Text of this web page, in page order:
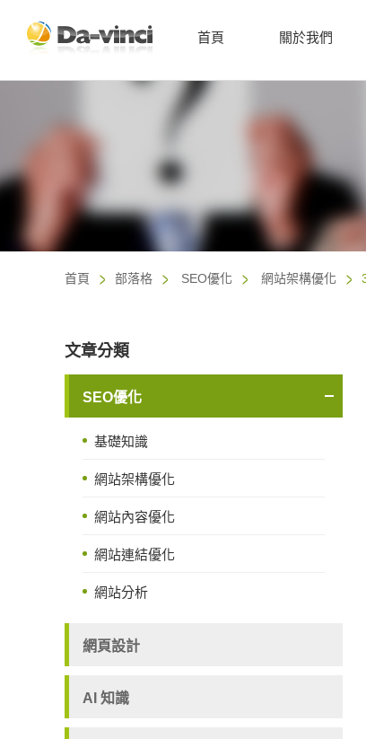
首頁 關於我們
首頁 部落格 SEO優化 網站架構優化
文章分類
SEO優化
基礎知識
網站架構優化
網站內容優化
網站連結優化
網站分析
網頁設計
AI 知識